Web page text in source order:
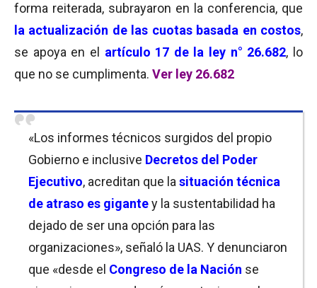
forma reiterada, subrayaron en la conferencia, que
la actualización de las cuotas basada en costos,
se apoya en el artículo 17 de la ley n° 26.682, lo
que no se cumplimenta. Ver ley 26.682
«Los informes técnicos surgidos del propio
Gobierno e inclusive Decretos del Poder
Ejecutivo, acreditan que la situación técnica
de atraso es gigantey la sustentabilidad ha
dejado de ser una opción para las
organizaciones», señaló la UAS. Y denunciaron
que «desde el Congreso de la Nación se